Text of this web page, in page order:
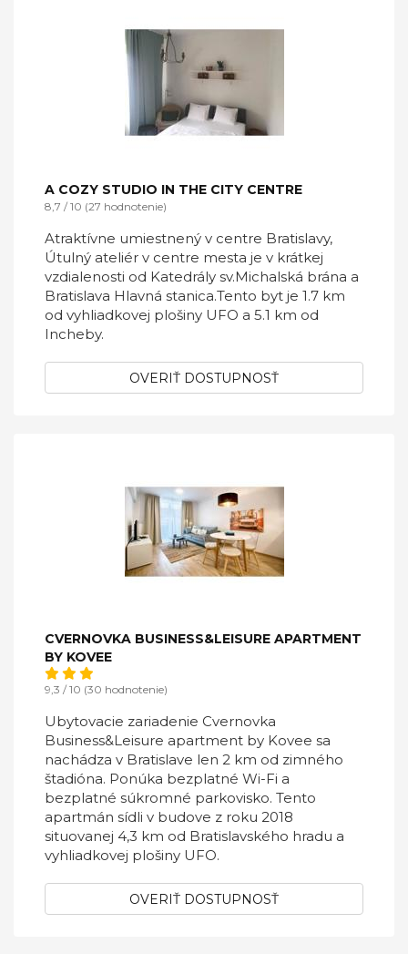
A COZY STUDIO IN THE CITY CENTRE
8,7 / 10 (27 hodnotenie)
Atraktívne umiestnený v centre Bratislavy,
Útulný ateliér v centre mesta je v krátkej
vzdialenosti od Katedrály sv.Michalská brána a
Bratislava Hlavná stanica.Tento byt je 1.7 km
od vyhliadkovej plošiny UFO a 5.1 km od
Incheby.
OVERIŤ DOSTUPNOSŤ
CVERNOVKA BUSINESS&LEISURE APARTMENT
BY KOVEE
9,3 / 10 (30 hodnotenie)
Ubytovacie zariadenie Cvernovka
Business&Leisure apartment by Kovee sa
nachádza v Bratislave len 2 km od zimného
štadióna. Ponúka bezplatné Wi-Fi a
bezplatné súkromné parkovisko. Tento
apartmán sídli v budove z roku 2018
situovanej 4,3 km od Bratislavského hradu a
vyhliadkovej plošiny UFO.
OVERIŤ DOSTUPNOSŤ